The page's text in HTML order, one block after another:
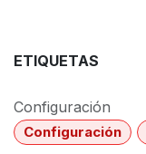
ETIQUETAS
Configuración
Configuración